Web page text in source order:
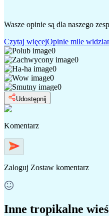
Wasze opinie są dla naszego
Czytaj więcejOpinie mile
0
0
0
0
0
Udostępnij
Komentarz
Zaloguj Zostaw komentarz
Inne tropikalne